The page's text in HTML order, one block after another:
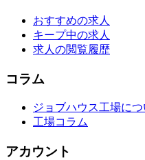
おすすめの求人
キープ中の求人
求人の閲覧履歴
コラム
ジョブハウス工場につ
工場コラム
アカウント